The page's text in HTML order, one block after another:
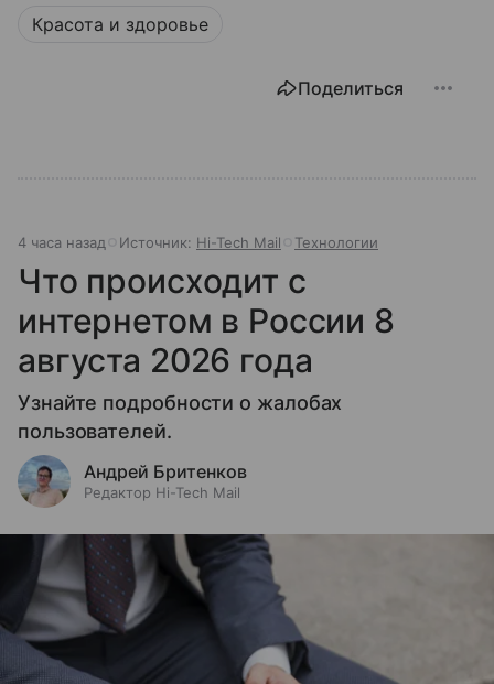
Красота и здоровье
Поделиться
4 часа назад Источник: Hi-Tech Mail Технологии
Что происходит с
интернетом в России 8
августа 2026 года
Узнайте подробности о жалобах
пользователей.
Андрей Бритенков
Редактор Hi-Tech Mail